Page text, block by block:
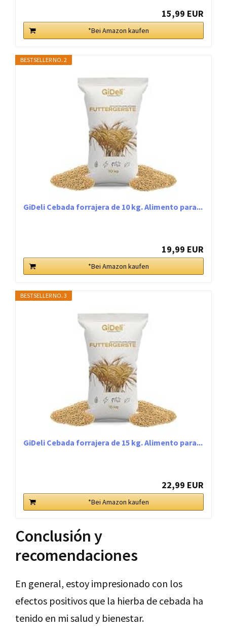
15,99 EUR
*Bei Amazon kaufen
BESTSELLER NO. 2
GiDeli Cebada forrajera de 10 kg. Alimento para...
19,99 EUR
*Bei Amazon kaufen
BESTSELLER NO. 3
GiDeli Cebada forrajera de 15 kg. Alimento para...
22,99 EUR
*Bei Amazon kaufen
Conclusión y
recomendaciones
En general, estoy impresionado con los
efectos positivos que la hierba de cebada ha
tenido en mi salud y bienestar.